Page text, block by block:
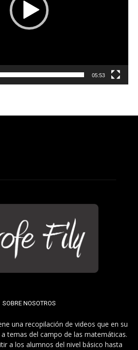
05:53
SOBRE NOSOTROS
una recopilación de videos que en su
temas del campo de las matemáticas.
a los alumnos del nivel básico hasta